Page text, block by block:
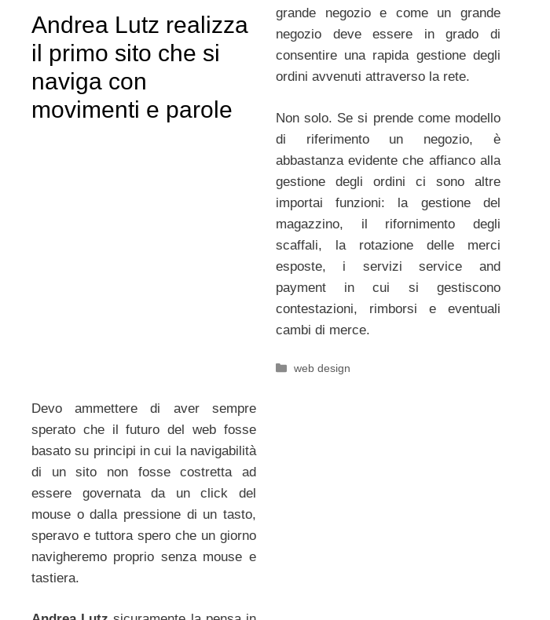
grande negozio e come un grande
negozio deve essere in grado di
consentire una rapida gestione degli
ordini avvenuti attraverso la rete.
Non solo. Se si prende come modello
di riferimento un negozio, è
abbastanza evidente che affianco alla
gestione degli ordini ci sono altre
importai funzioni: la gestione del
magazzino, il rifornimento degli
scaffali, la rotazione delle merci
esposte, i servizi service and
payment in cui si gestiscono
contestazioni, rimborsi e eventuali
cambi di merce.
Categorie
web design
Andrea Lutz realizza
il primo sito che si
naviga con
movimenti e parole
Devo ammettere di aver sempre
sperato che il futuro del web fosse
basato su principi in cui la navigabilità
di un sito non fosse costretta ad
essere governata da un click del
mouse o dalla pressione di un tasto,
speravo e tuttora spero che un giorno
navigheremo proprio senza mouse e
tastiera.